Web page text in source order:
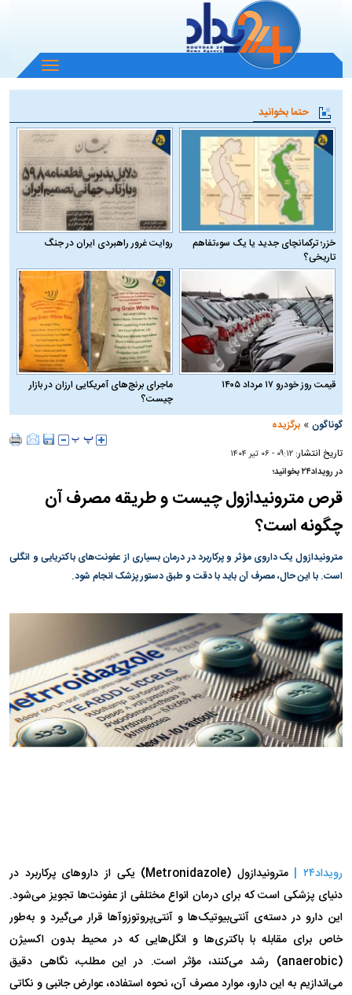
باز
و
منو
حتما بخوانید
خزر؛ ترکمانچای جدید یا یک سوءتفاهم
تاریخی؟
روایت غرور راهبردی ایران در جنگ
قیمت روز خودرو ۱۷ مرداد ۱۴۰۵
ماجرای برنج‌های آمریکایی ارزان در بازار
چیست؟
گوناگون »برگزیده
تاریخ انتشار:۰۹:۱۲ - ۰۶ تير ۱۴۰۴
در رویداد۲۴ بخوانید؛
قرص مترونیدازول چیست و طریقه مصرف آن
چگونه است؟
مترونیدازول یک داروی مؤثر و پرکاربرد در درمان بسیاری از عفونت‌های باکتریایی و انگلی
است. با این حال، مصرف آن باید با دقت و طبق دستور پزشک انجام شود.
رویداد۲۴ |
مترونیدازول (Metronidazole) یکی از دارو‌های پرکاربرد در
دنیای پزشکی است که برای درمان انواع مختلفی از عفونت‌ها تجویز می‌شود.
این دارو در دسته‌ی آنتی‌بیوتیک‌ها و آنتی‌پروتوزوآ‌ها قرار می‌گیرد و به‌طور
خاص برای مقابله با باکتری‌ها و انگل‌هایی که در محیط بدون اکسیژن
(anaerobic) رشد می‌کنند، مؤثر است. در این مطلب، نگاهی دقیق
می‌اندازیم به این دارو، موارد مصرف آن، نحوه استفاده، عوارض جانبی و نکاتی